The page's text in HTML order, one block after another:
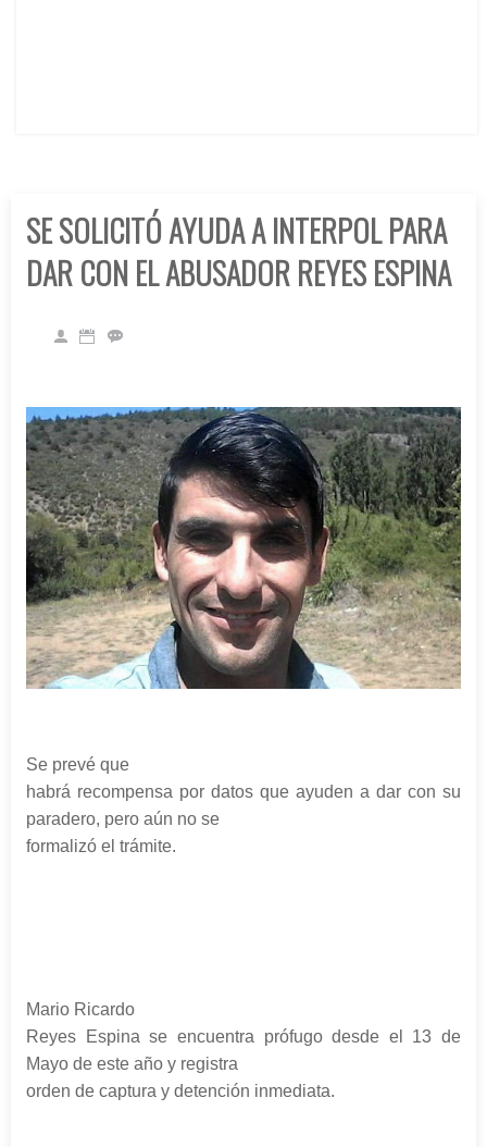
SE SOLICITÓ AYUDA A INTERPOL PARA
DAR CON EL ABUSADOR REYES ESPINA
Se prevé que
habrá recompensa por datos que ayuden a dar con su
paradero, pero aún no se
formalizó el trámite.
Mario Ricardo
Reyes Espina se encuentra prófugo desde el 13 de
Mayo de este año y registra
orden de captura y detención inmediata.